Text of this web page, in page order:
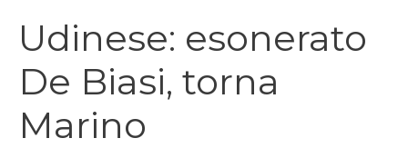
Udinese: esonerato
De Biasi, torna
Marino